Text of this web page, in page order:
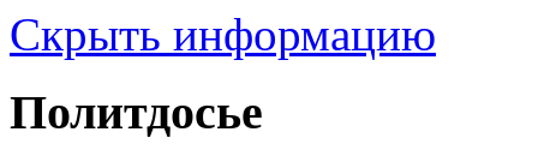
Скрыть информацию
Политдосье